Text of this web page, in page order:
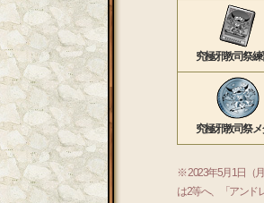
究極邪教司祭練
究極邪教司祭メ
※ 2023年5月1日（
は2等へ、「アンド